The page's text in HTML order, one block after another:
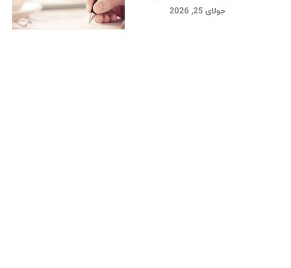
جولای 25, 2026